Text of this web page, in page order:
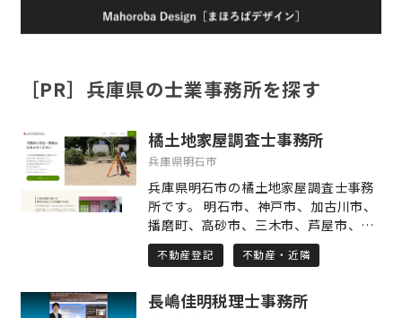
［PR］兵庫県の士業事務所を探す
橘土地家屋調査士事務所
兵庫県明石市
兵庫県明石市の橘土地家屋調査士事務
所です。 明石市、神戸市、加古川市、
播磨町、高砂市、三木市、芦屋市、西
宮市など、主に兵庫県の土地・建物の
登記・測量業務を行っております。 当
す。 相続した建物が登記されていなか
不動産登記 不動産・近隣
長嶋佳明税理士事務所